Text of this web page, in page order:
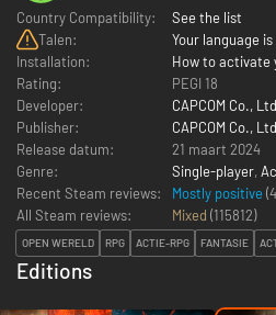
Country Compatibility:
See the list
Talen:
Your language
Installation:
How to activate
Rating:
PEGI 18
Developer:
CAPCOM Co.,
Publisher:
CAPCOM Co.,
Release datum:
21 maart 2024
Genre:
Single-player,
Recent Steam reviews:
Mostly positive
All Steam reviews:
Mixed (115812)
OPEN WERELD RPG ACTIE-RPG FANTASIE
Editions